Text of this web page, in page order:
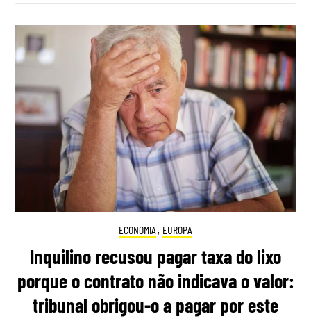
ECONOMIA , EUROPA
Inquilino recusou pagar taxa do lixo
porque o contrato não indicava o valor:
tribunal obrigou-o a pagar por este